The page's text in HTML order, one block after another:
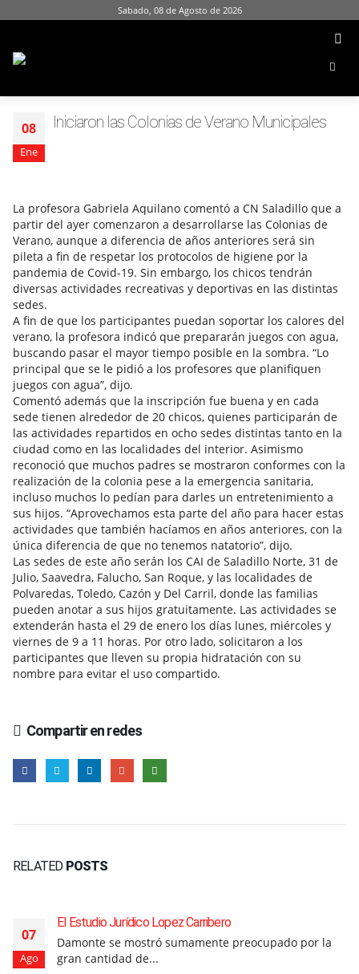
Sabado, 08 de Agosto de 2026
08
Ene
Iniciaron las Colonias de Verano Municipales
La profesora Gabriela Aquilano comentó a CN Saladillo que a
partir del ayer comenzaron a desarrollarse las Colonias de
Verano, aunque a diferencia de años anteriores será sin
pileta a fin de respetar los protocolos de higiene por la
pandemia de Covid-19. Sin embargo, los chicos tendrán
diversas actividades recreativas y deportivas en las distintas
sedes.
A fin de que los participantes puedan soportar los calores del
verano, la profesora indicó que prepararán juegos con agua,
buscando pasar el mayor tiempo posible en la sombra. “Lo
principal que se le pidió a los profesores que planifiquen
juegos con agua”, dijo.
Comentó además que la inscripción fue buena y en cada
sede tienen alrededor de 20 chicos, quienes participarán de
las actividades repartidos en ocho sedes distintas tanto en la
ciudad como en las localidades del interior. Asimismo
reconoció que muchos padres se mostraron conformes con la
realización de la colonia pese a la emergencia sanitaria,
incluso muchos lo pedían para darles un entretenimiento a
sus hijos. “Aprovechamos esta parte del año para hacer estas
actividades que también hacíamos en años anteriores, con la
única diferencia de que no tenemos natatorio”, dijo.
Las sedes de este año serán los CAI de Saladillo Norte, 31 de
Julio, Saavedra, Falucho, San Roque, y las localidades de
Polvaredas, Toledo, Cazón y Del Carril, donde las familias
pueden anotar a sus hijos gratuitamente. Las actividades se
extenderán hasta el 29 de enero los días lunes, miércoles y
viernes de 9 a 11 horas. Por otro lado, solicitaron a los
participantes que lleven su propia hidratación con su
nombre para evitar el uso compartido.
Compartir en redes
RELATED POSTS
07
Ago
El Estudio Jurídico Lopez Carribero
Damonte se mostró sumamente preocupado por la
gran cantidad de...